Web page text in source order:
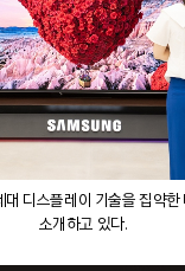
디스플레이 기술을 집약한
소개하고 있다.